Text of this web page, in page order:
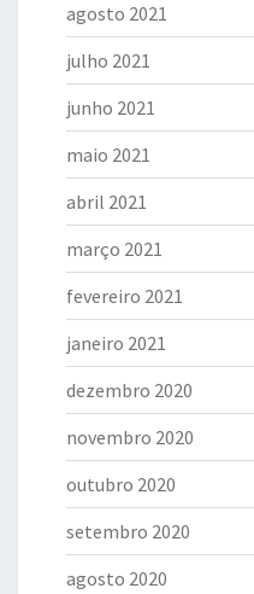
agosto 2021
julho 2021
junho 2021
maio 2021
abril 2021
março 2021
fevereiro 2021
janeiro 2021
dezembro 2020
novembro 2020
outubro 2020
setembro 2020
agosto 2020